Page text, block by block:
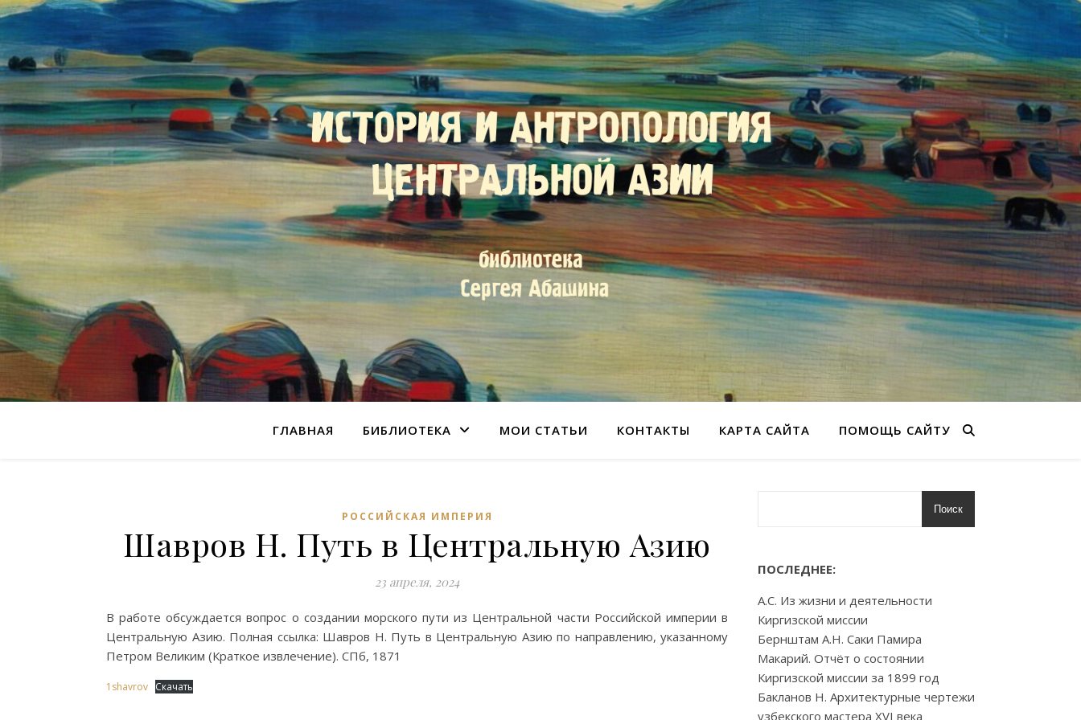
ГЛАВНАЯ БИБЛИОТЕКА МОИ СТАТЬИ КОНТАКТЫ КАРТА САЙТА ПОМОЩЬ САЙТУ
РОССИЙСКАЯ ИМПЕРИЯ
Шавров Н. Путь в Центральную Азию
23 апреля, 2024
В работе обсуждается вопрос о создании морского пути из Центральной части Российской империи в
Центральную Азию. Полная ссылка: Шавров Н. Путь в Центральную Азию по направлению, указанному
Петром Великим (Краткое извлечение). СПб, 1871
1shavrov Скачать
Поиск
ПОСЛЕДНЕЕ:
А.С. Из жизни и деятельности
Киргизской миссии
Бернштам А.Н. Саки Памира
Макарий. Отчёт о состоянии
Киргизской миссии за 1899 год
Бакланов Н. Архитектурные чертежи
узбекского мастера XVI века